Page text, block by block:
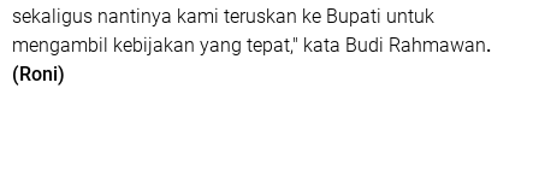
sekaligus nantinya kami teruskan ke Bupati untuk
mengambil kebijakan yang tepat," kata Budi Rahmawan.
(Roni)